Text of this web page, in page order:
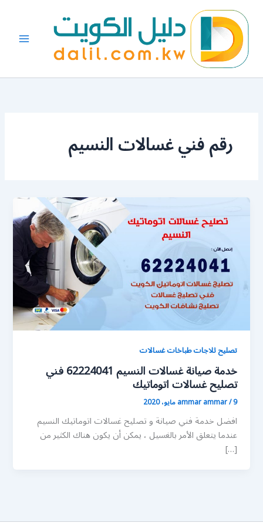
المحتوى
رقم فني غسالات النسيم
تصليح ثلاجات طباخات غسالات
خدمة صيانة غسالات النسيم 62224041 فني
تصليح غسالات اتوماتيك
ammar ammar/9 مايو، 2020
افضل خدمة فني صيانة و تصليح غسالات اتوماتيك النسيم
عندما يتعلق الأمر بالغسيل ، يمكن أن يكون هناك الكثير من
[…]